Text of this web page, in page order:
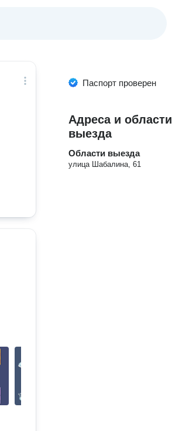
Паспорт проверен
Адреса и области
выезда
Области выезда
улица Шабалина, 61